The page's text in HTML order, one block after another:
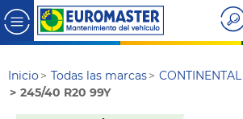
Inicio Todas las marcas CONTINENTAL
245/40 R20 99Y